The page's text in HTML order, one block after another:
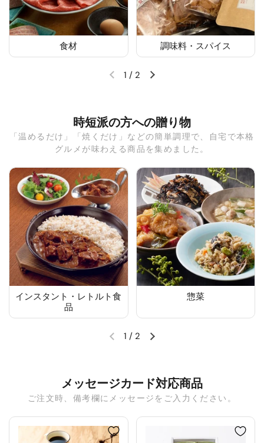
食材 調味料・スパイス
1 / 2
時短派の方への贈り物
「温めるだけ」「焼くだけ」などの簡単調理で、自宅で本格
グルメが味わえる商品を集めました。
インスタント・レトルト食
品
惣菜
1 / 2
メッセージカード対応商品
ご注文時、備考欄にメッセージをご入力ください。